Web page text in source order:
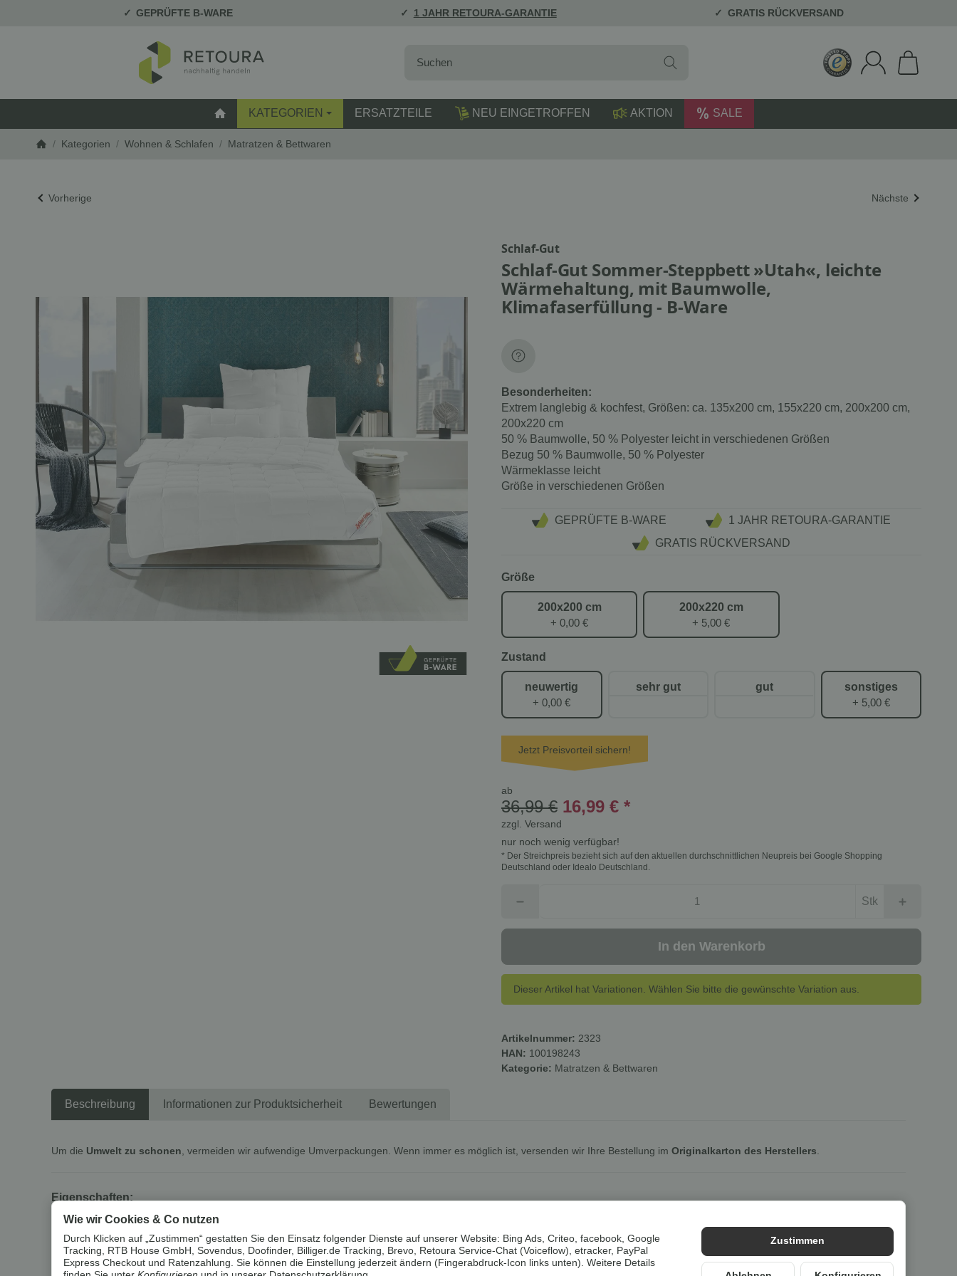
GEPRÜFTE B-WARE 1 JAHR RETOURA-GARANTIE GRATIS RÜCKVERSAND
STARTSEITE
KATEGORIEN ERSATZTEILE NEU EINGETROFFEN AKTION SALE
/ Kategorien / Wohnen & Schlafen / Matratzen & Bettwaren
Vorherige Nächste
Schlaf-Gut
Schlaf-Gut Sommer-Steppbett »Utah«, leichte
Wärmehaltung, mit Baumwolle,
Klimafaserfüllung - B-Ware
Besonderheiten:
Extrem langlebig & kochfest, Größen: ca. 135x200 cm, 155x220 cm, 200x200 cm,
200x220 cm
50 % Baumwolle, 50 % Polyester leicht in verschiedenen Größen
Bezug 50 % Baumwolle, 50 % Polyester
Wärmeklasse leicht
Größe in verschiedenen Größen
GEPRÜFTE B-WARE
1 JAHR RETOURA-GARANTIE
GRATIS RÜCKVERSAND
Größe
200x200 cm
+ 0,00 €
200x220 cm
+ 5,00 €
Zustand
neuwertig
+ 0,00 €
sehr gut gut
sonstiges
+ 5,00 €
Jetzt Preisvorteil sichern!
ab
36,99 € 16,99 € *
zzgl. Versand
nur noch wenig verfügbar!
* Der Streichpreis bezieht sich auf den aktuellen durchschnittlichen Neupreis bei Google Shopping
Deutschland oder Idealo Deutschland.
Stk
In den Warenkorb
Dieser Artikel hat Variationen. Wählen Sie bitte die gewünschte Variation aus.
Artikelnummer: 2323
HAN: 100198243
Kategorie: Matratzen & Bettwaren
Beschreibung Informationen zur Produktsicherheit Bewertungen
Um die Umwelt zu schonen , vermeiden wir aufwendige Umverpackungen. Wenn immer es möglich ist, versenden wir Ihre Bestellung im Originalkarton des Herstellers
Eigenschaften:
Sommersteppbett: Besonders für die warmen Sommertage geeignet
Bettdecke mit hochwertiger Klimafaserfüllung
Die kreuzungsfreien Steppungen erhöhen die Anschmiegsamkeit
Bezug aus super softigem Baumwoll-Mischgewebe
Zustimmen
Wie wir Cookies & Co nutzen
Durch Klicken auf „Zustimmen“ gestatten Sie den Einsatz folgender Dienste auf unserer Website: Bing Ads, Criteo, facebook, Google
Tracking, RTB House GmbH, Sovendus, Doofinder, Billiger.de Tracking, Brevo, Retoura Service-Chat (Voiceflow), etracker, PayPal
Express Checkout und Ratenzahlung. Sie können die Einstellung jederzeit ändern (Fingerabdruck-Icon links unten). Weitere Details